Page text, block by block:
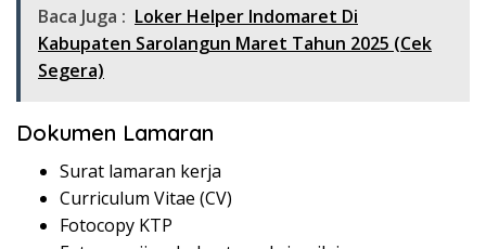
Baca Juga : Loker Helper Indomaret Di
Kabupaten Sarolangun Maret Tahun 2025 (Cek
Segera)
Dokumen Lamaran
Surat lamaran kerja
Curriculum Vitae (CV)
Fotocopy KTP